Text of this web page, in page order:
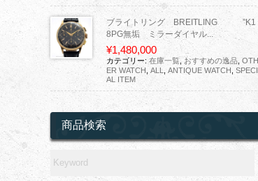
ブライトリング BREITLING ”K1
8PG無垢 ミラーダイヤル...
¥1,480,000
カテゴリー: 在庫一覧 おすすめの逸品 OTH
ER WATCH
ALL ANTIQUE WATCH
SPECI
AL ITEM
商品検索